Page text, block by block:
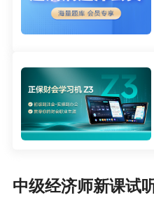
2、 从事会计行业
收专业；
科生较多）。
四、 金融专业
计算题比较多，有
中级经济师新课试